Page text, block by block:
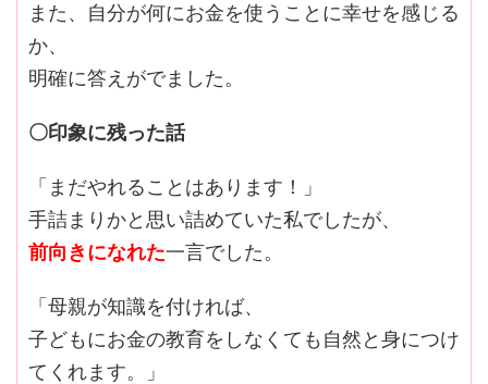
また、自分が何にお金を使うことに幸せを感じる
か、
明確に答えがでました。
〇印象に残った話
「まだやれることはあります！」
手詰まりかと思い詰めていた私でしたが、
前向きになれた一言でした。
「母親が知識を付ければ、
子どもにお金の教育をしなくても自然と身につけ
てくれます。」